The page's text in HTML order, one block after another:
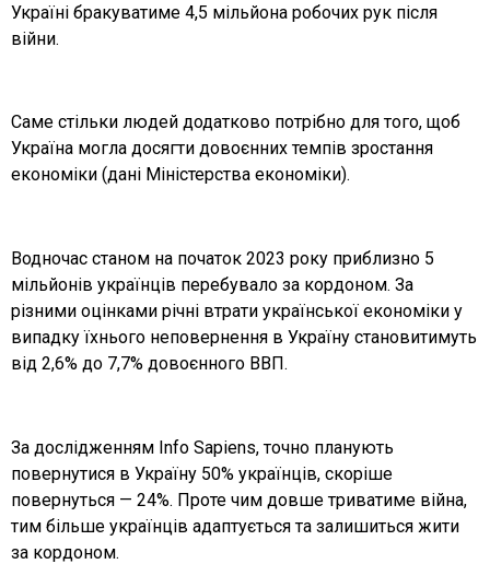
Україні бракуватиме 4,5 мільйона робочих рук після
війни.
Саме стільки людей додатково потрібно для того, щоб
Україна могла досягти довоєнних темпів зростання
економіки (дані Міністерства економіки).
Водночас станом на початок 2023 року приблизно 5
мільйонів українців перебувало за кордоном. За
різними оцінками річні втрати української економіки у
випадку їхнього неповернення в Україну становитимуть
від 2,6% до 7,7% довоєнного ВВП.
За дослідженням Info Sapiens, точно планують
повернутися в Україну 50% українців, скоріше
повернуться — 24%. Проте чим довше триватиме війна,
тим більше українців адаптується та залишиться жити
за кордоном.